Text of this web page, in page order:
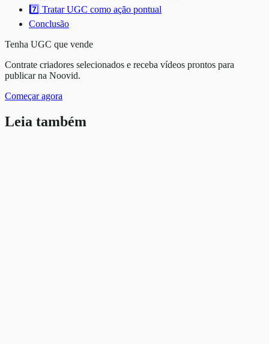
7️⃣ Tratar UGC como ação pontual
Conclusão
Tenha UGC que vende
Contrate criadores selecionados e receba vídeos prontos para
publicar na Noovid.
Começar agora
Leia também